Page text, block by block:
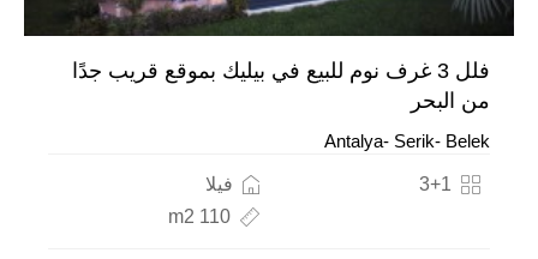
فلل 3 غرف نوم للبيع في بيليك بموقع قريب جدًا
من البحر
Antalya- Serik- Belek
فيلا
3+1
110 m2